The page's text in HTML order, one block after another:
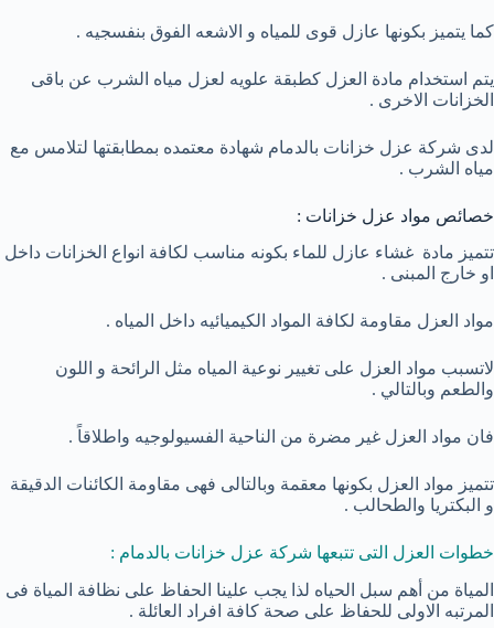
كما يتميز بكونها عازل قوى للمياه و الاشعه الفوق بنفسجيه .
يتم استخدام مادة العزل كطبقة علويه لعزل مياه الشرب عن باقى
الخزانات الاخرى .
لدى شركة عزل خزانات بالدمام شهادة معتمده بمطابقتها لتلامس مع
مياه الشرب .
خصائص مواد عزل خزانات :
تتميز مادة غشاء عازل للماء بكونه مناسب لكافة انواع الخزانات داخل
او خارج المبنى .
مواد العزل مقاومة لكافة المواد الكيميائيه داخل المياه .
لاتسبب مواد العزل على تغيير نوعية المياه مثل الرائحة و اللون
والطعم وبالتالي .
فان مواد العزل غير مضرة من الناحية الفسيولوجيه واطلاقاً .
تتميز مواد العزل بكونها معقمة وبالتالى فهى مقاومة الكائنات الدقيقة
و البكتريا والطحالب .
خطوات العزل التى تتبعها شركة عزل خزانات بالدمام :
المياة من أهم سبل الحياه لذا يجب علينا الحفاظ على نظافة المياة فى
المرتبه الاولى للحفاظ على صحة كافة افراد العائلة .